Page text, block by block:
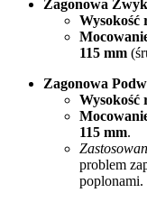
Zagonowa
Wysokość
115 mm
Zagonowa
Wysokość
115 mm.
problem
poplonami.